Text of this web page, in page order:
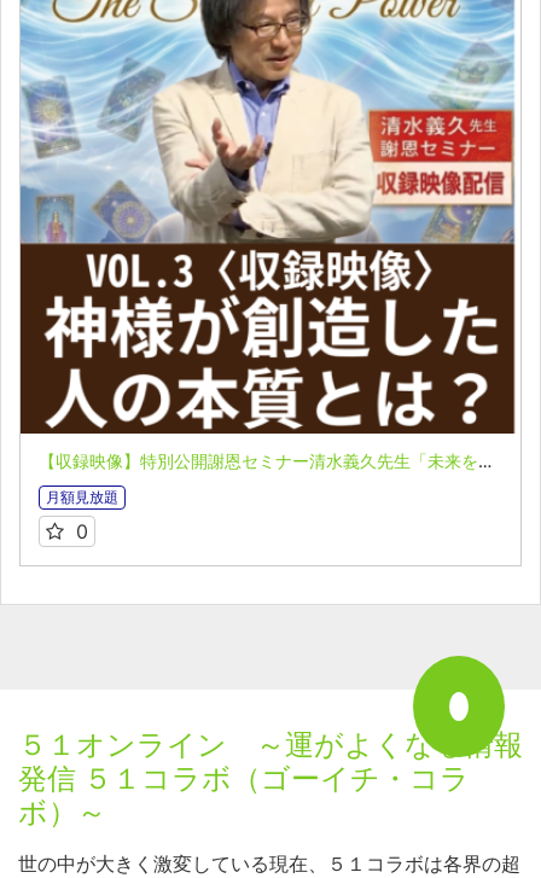
【収録映像】特別公開謝恩セミナー清水義久先生「未来を変える聖なるチカラ」VOL.３：神様が創造した人の本質とは？
月額見放題
0
５１オンライン ～運がよくなる情報
発信 ５１コラボ（ゴーイチ・コラ
ボ）～
世の中が大きく激変している現在、５１コラボは各界の超